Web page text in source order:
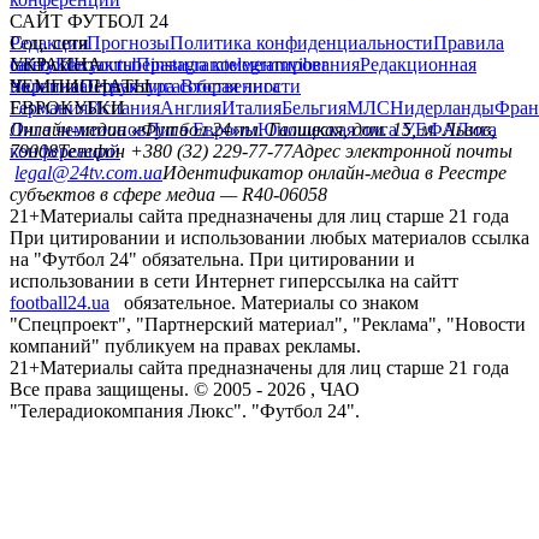
САЙТ ФУТБОЛ 24
РедакцияПрогнозыПолитика конфиденциальностиПравила
сайтуКонтактыПравила комментированияРедакционная
политикаСтруктура собственности
Соц. сети
facebookxyoutubeinstagramtelegramviber
УКРАИНА
УкраинаПервая лигаВторая лига
ЧЕМПИОНАТЫ
ГерманияИспанияАнглияИталияБельгияМЛСНидерланды
ЕВРОКУБКИ
Лига чемпионовЛига ЕвропыЮношеская лига УЕФАЛига
конференций
Онлайн-медиа «Футбол 24»пл. Галицкая, дом. 15, м. Львов,
79008Телефон +380 (32) 229-77-77Адрес электронной почты
legal@24tv.com.uaИдентификатор онлайн-медиа в Реестре
субъектов в сфере медиа — R40-06058
21+Материалы сайта предназначены для лиц старше 21 года
При цитировании и использовании любых материалов ссылка
на "Футбол 24" обязательна. При цитировании и
использовании в сети Интернет гиперссылка на сайтт
football24.ua
обязательное. Материалы со знаком
"Спецпроект", "Партнерский материал", "Реклама", "Новости
компаний" публикуем на правах рекламы.
21+Материалы сайта предназначены для лиц старше 21 года
Все права защищены. © 2005 - 2026 , ЧАО
"Телерадиокомпания Люкс". "Футбол 24".